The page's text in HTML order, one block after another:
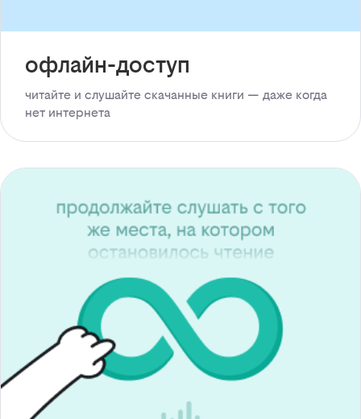
офлайн-доступ
читайте и слушайте скачанные книги — даже когда
нет интернета